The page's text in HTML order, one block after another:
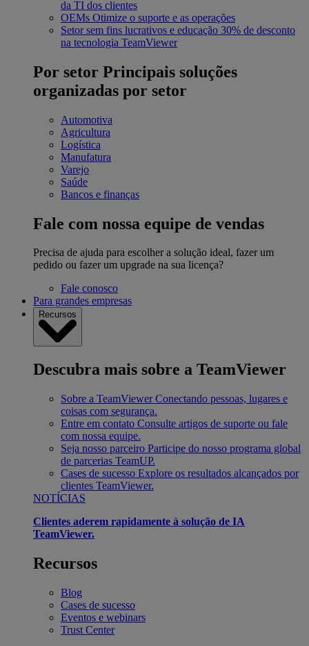
da TI dos clientes
OEMs Otimize o suporte e as operações
Setor sem fins lucrativos e educação 30% de desconto
na tecnologia TeamViewer
Por setor Principais soluções
organizadas por setor
Automotiva
Agricultura
Logística
Manufatura
Varejo
Saúde
Bancos e finanças
Fale com nossa equipe de vendas
Precisa de ajuda para escolher a solução ideal, fazer um
pedido ou fazer um upgrade na sua licença?
Fale conosco
Para grandes empresas
Recursos
Descubra mais sobre a TeamViewer
Sobre a TeamViewer Conectando pessoas, lugares e
coisas com segurança.
Entre em contato Consulte artigos de suporte ou fale
com nossa equipe.
Seja nosso parceiro Participe do nosso programa global
de parcerias TeamUP.
Cases de sucesso Explore os resultados alcançados por
clientes TeamViewer.
NOTÍCIAS
Clientes aderem rapidamente à solução de IA
TeamViewer.
Recursos
Blog
Cases de sucesso
Eventos e webinars
Trust Center